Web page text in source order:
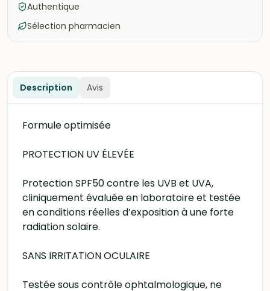
Authentique
Sélection pharmacien
Description Avis
Formule optimisée
PROTECTION UV ÉLEVÉE
Protection SPF50 contre les UVB et UVA,
cliniquement évaluée en laboratoire et testée
en conditions réelles d’exposition à une forte
radiation solaire.
SANS IRRITATION OCULAIRE
Testée sous contrôle ophtalmologique, ne